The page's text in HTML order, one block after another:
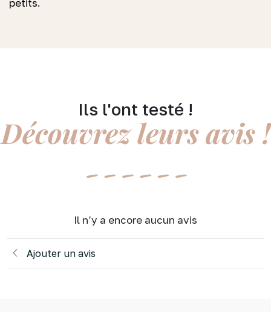
petits.
Ils l'ont testé !
Découvrez leurs avis !
Il n’y a encore aucun avis
Ajouter un avis